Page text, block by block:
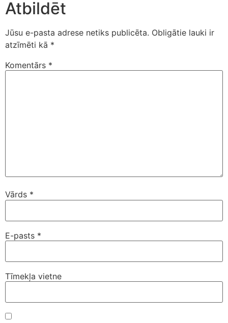
Atbildēt
Jūsu e-pasta adrese netiks publicēta. Obligātie lauki ir
atzīmēti kā *
Komentārs *
Vārds *
E-pasts *
Tīmekļa vietne